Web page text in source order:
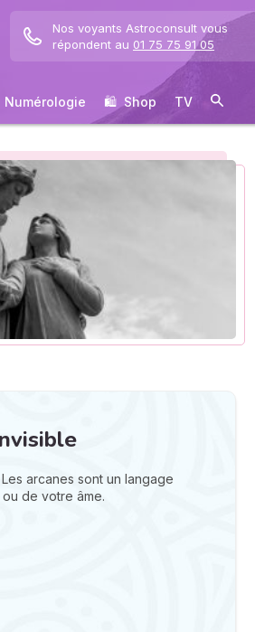
Nos voyants Astroconsult vous
répondent au 01 75 75 91 05
Numérologie 🛍 ️ Shop TV
arcanes sont un langage
de votre âme.